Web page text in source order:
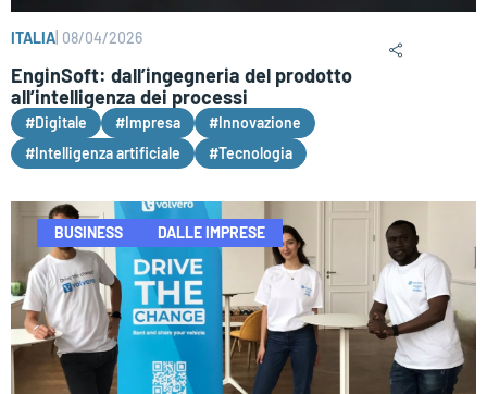
ITALIA 08/04/2026
EnginSoft: dall’ingegneria del prodotto
all’intelligenza dei processi
#Digitale #Impresa
#Innovazione
#Intelligenza artificiale
#Tecnologia
BUSINESS DALLE IMPRESE